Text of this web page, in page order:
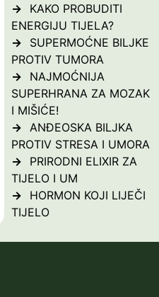
KAKO PROBUDITI
ENERGIJU TIJELA?
SUPERMOĆNE BILJKE
PROTIV TUMORA
NAJMOĆNIJA
SUPERHRANA ZA MOZAK
I MIŠIĆE!
ANĐEOSKA BILJKA
PROTIV STRESA I UMORA
PRIRODNI ELIXIR ZA
TIJELO I UM
HORMON KOJI LIJEČI
TIJELO